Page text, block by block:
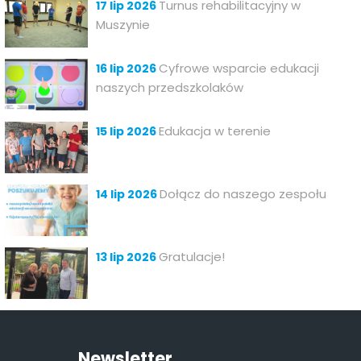
17 lip 2026 Turnus rehabilitacyjny w
Muszynie
16 lip 2026 Cyfrowe wsparcie edukacji
naszych przedszkolaków
15 lip 2026Edukacja w terenie
14 lip 2026Dołącz do naszego zespołu
13 lip 2026 Gratulacje!